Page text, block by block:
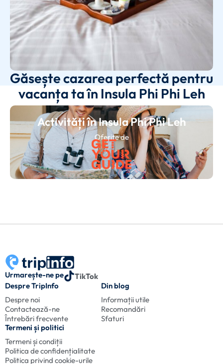
Găsește cazarea perfectă pentru
vacanța ta în Insula Phi Phi Leh
Activități în Insula Phi Phi Leh
Oferite de
Urmarește-ne pe
TikTok
Despre TripInfo
Despre noi
Contactează-ne
Întrebări frecvente
Din blog
Informații utile
Recomandări
Sfaturi
Termeni și politici
Termeni și condiții
Politica de confidențialitate
Politica privind cookie-urile